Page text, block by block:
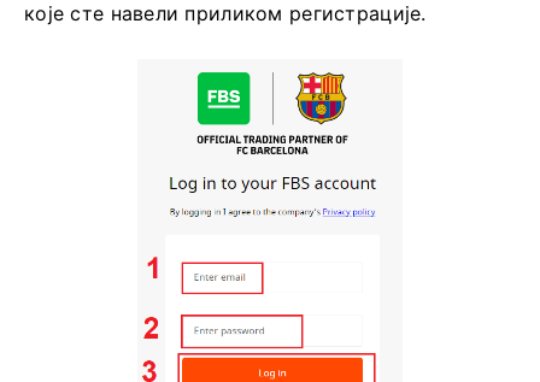
које сте навели приликом регистрације.